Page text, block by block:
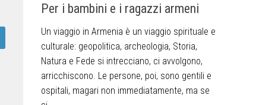
Per i bambini e i ragazzi armeni
Un viaggio in Armenia è un viaggio spirituale e
culturale: geopolitica, archeologia, Storia,
Natura e Fede si intrecciano, ci avvolgono,
arricchiscono. Le persone, poi, sono gentili e
ospitali, magari non immediatamente, ma se